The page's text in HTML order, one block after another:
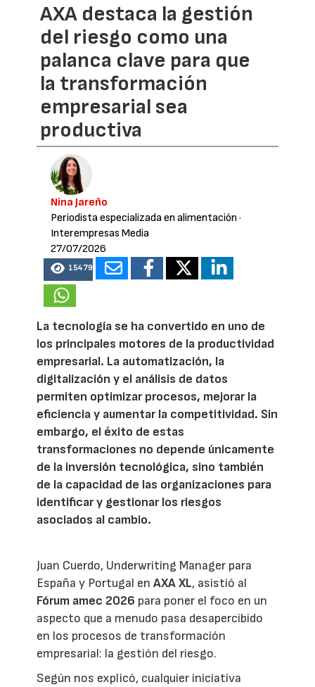
AXA destaca la gestión
del riesgo como una
palanca clave para que
la transformación
empresarial sea
productiva
Nina Jareño
Periodista especializada en alimentación ·
Interempresas Media
27/07/2026
15479
La tecnología se ha convertido en uno de
los principales motores de la productividad
empresarial. La automatización, la
digitalización y el análisis de datos
permiten optimizar procesos, mejorar la
eficiencia y aumentar la competitividad. Sin
embargo, el éxito de estas
transformaciones no depende únicamente
de la inversión tecnológica, sino también
de la capacidad de las organizaciones para
identificar y gestionar los riesgos
asociados al cambio.
Juan Cuerdo, Underwriting Manager para
España y Portugal enAXA XL, asistió al
Fórum amec 2026 para poner el foco en un
aspecto que a menudo pasa desapercibido
en los procesos de transformación
empresarial: la gestión del riesgo.
Según nos explicó, cualquier iniciativa